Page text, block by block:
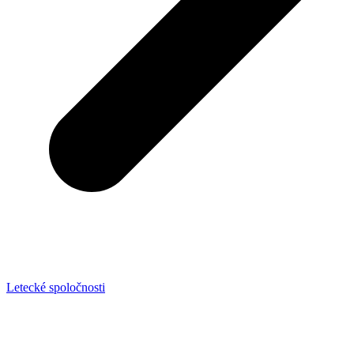
Letecké spoločnosti